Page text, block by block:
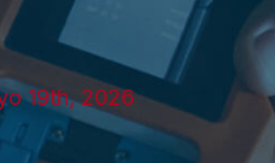
19th, 2026